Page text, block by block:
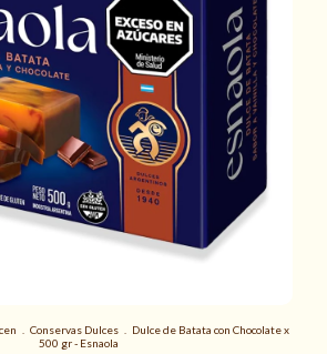
Conservas Dulces
Dulce de Batata con Chocolate x
500 gr - Esnaola